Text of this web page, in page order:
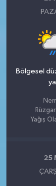
Bölgesel
Yağış
25